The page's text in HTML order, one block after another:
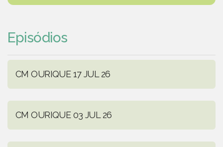
Episódios
CM OURIQUE 17 JUL 26
CM OURIQUE 03 JUL 26